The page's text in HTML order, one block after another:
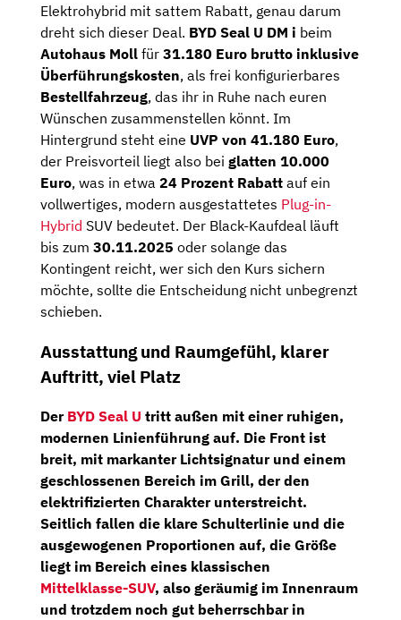
Elektrohybrid mit sattem Rabatt, genau darum
dreht sich dieser Deal. BYD Seal U DM i beim
Autohaus Moll für 31.180 Euro brutto inklusive
Überführungskosten, als frei konfigurierbares
Bestellfahrzeug, das ihr in Ruhe nach euren
Wünschen zusammenstellen könnt. Im
Hintergrund steht eine UVP von 41.180 Euro,
der Preisvorteil liegt also bei glatten 10.000
Euro, was in etwa 24 Prozent Rabatt auf ein
vollwertiges, modern ausgestattetes Plug-in-
Hybrid SUV bedeutet. Der Black-Kaufdeal läuft
bis zum 30.11.2025 oder solange das
Kontingent reicht, wer sich den Kurs sichern
möchte, sollte die Entscheidung nicht unbegrenzt
schieben.
Ausstattung und Raumgefühl, klarer
Auftritt, viel Platz
Der BYD Seal U tritt außen mit einer ruhigen,
modernen Linienführung auf. Die Front ist
breit, mit markanter Lichtsignatur und einem
geschlossenen Bereich im Grill, der den
elektrifizierten Charakter unterstreicht.
Seitlich fallen die klare Schulterlinie und die
ausgewogenen Proportionen auf, die Größe
liegt im Bereich eines klassischen
Mittelklasse-SUV, also geräumig im Innenraum
und trotzdem noch gut beherrschbar in